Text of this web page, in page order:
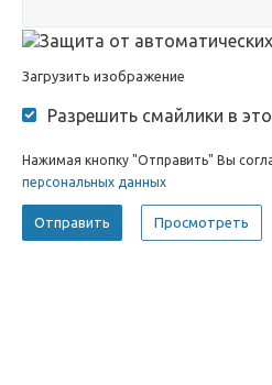
Загрузить изображение
Разрешить смайлики в
Нажимая кнопку "Отправить" Вы
персональных данных